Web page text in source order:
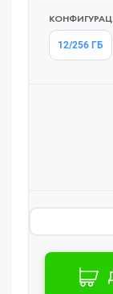
12/256 ГБ